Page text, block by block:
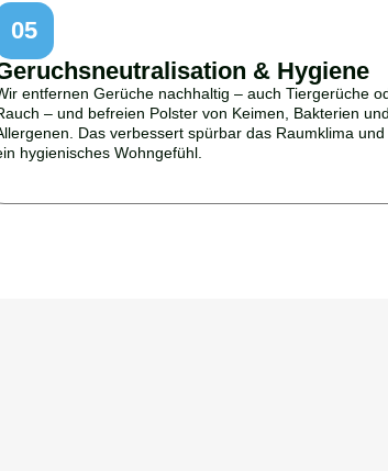
05
& Hygiene
entfernen Gerüche nachhaltig – auch Tiergerüche
– und befreien Polster von Keimen, Bakterien und
Das verbessert spürbar das Raumklima
hygienisches Wohngefühl.